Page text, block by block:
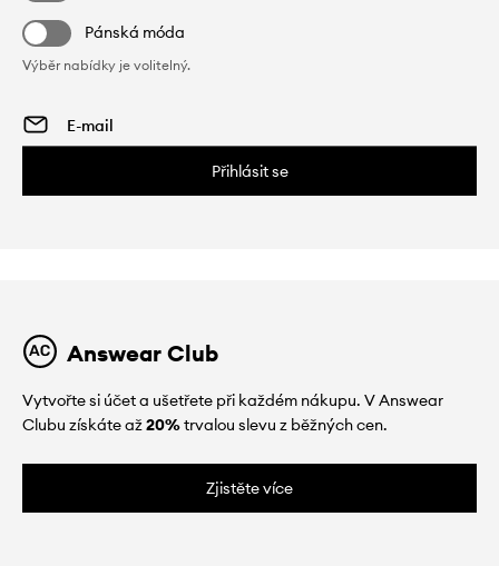
Pánská móda
Výběr nabídky je volitelný.
Přihlásit se
Answear Club
Vytvořte si účet a ušetřete při každém nákupu. V Answear
Clubu získáte až20%trvalou slevu z běžných cen.
Zjistěte více